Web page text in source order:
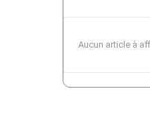
Aucun article à